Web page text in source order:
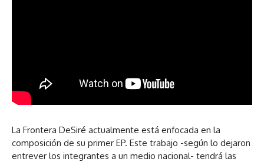
La Frontera DeSiré actualmente está enfocada en la
composición de su primer EP. Este trabajo -según lo dejaron
entrever los integrantes a un medio nacional- tendrá las